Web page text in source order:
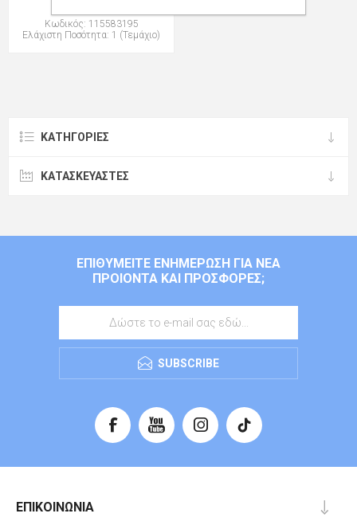
Κωδικός: 115583195
Ελάχιστη Ποσότητα: 1 (Τεμάχιο)
ΚΑΤΗΓΟΡΊΕΣ
ΚΑΤΑΣΚΕΥΑΣΤΈΣ
ΕΠΙΘΥΜΕΊΤΕ ΕΝΗΜΈΡΩΣΗ ΓΙΑ ΝΈΑ
ΠΡΟΙΌΝΤΑ ΚΑΙ ΠΡΟΣΦΟΡΈΣ;
SUBSCRIBE
ΕΠΙΚΟΙΝΩΝΊΑ